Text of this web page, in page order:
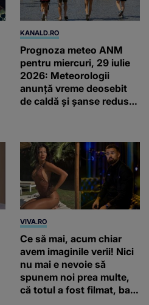
KANALD.RO
Prognoza meteo ANM
pentru miercuri, 29 iulie
2026: Meteorologii
anunță vreme deosebit
de caldă și șanse reduse
VIVA.RO
Ce să mai, acum chiar
avem imaginile verii! Nici
nu mai e nevoie să
spunem noi prea multe,
că totul a fost filmat, ba